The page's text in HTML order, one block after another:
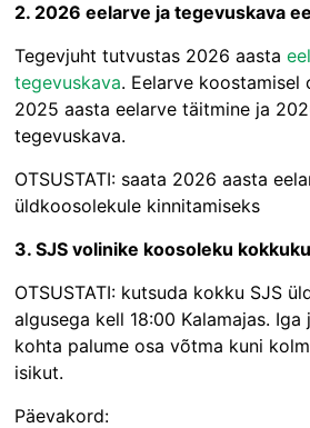
2. 2026 eelarve ja tegevuskava
Tegevjuht tutvustas 2026 aasta
tegevuskava. Eelarve koostamisel
2025 aasta eelarve täitmine ja
tegevuskava.
OTSUSTATI: saata 2026 aasta
üldkoosolekule kinnitamiseks
3.SJS volinike koosoleku
OTSUSTATI: kutsuda kokku SJS
algusega kell 18:00 Kalamajas.
kohta palume osa võtma kuni
isikut.
Päevakord: